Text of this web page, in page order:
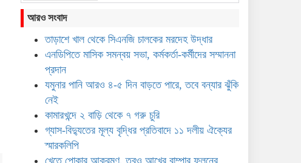
খেতে পোকার আক্রমণ, তবুও আখের বাম্পার ফলনের
প্রত্যাশা
ফের পাটের সুদিন ফিরছে সিরাজগঞ্জে
সামাজিক মাধ্যমে ছবি ভাইরাল, দ্রুত উদ্যোগে কাজীপুরে
নির্মিত হলো অস্থায়ী ভাসমান সেতু
৩০ বছর পর সিরাজগঞ্জে
এসএসসি-৯৬ ব্যাচের বর্ণাঢ্য বন্ধু
উৎসব
আরও সংবাদ
তাড়াশে খাল থেকে সিএনজি চালকের মরদেহ উদ্ধার
এনডিপিতে মাসিক সমন্বয় সভা, কর্মকর্তা-কর্মীদের সম্মাননা
প্রদান
যমুনার পানি আরও ৪-৫ দিন বাড়তে পারে, তবে বন্যার ঝুঁকি
নেই
কামারখন্দে ২ বাড়ি থেকে ৭ গরু চুরি
গ্যাস-বিদ্যুতের মূল্য বৃদ্ধির প্রতিবাদে ১১ দলীয় ঐক্যের
স্মারকলিপি